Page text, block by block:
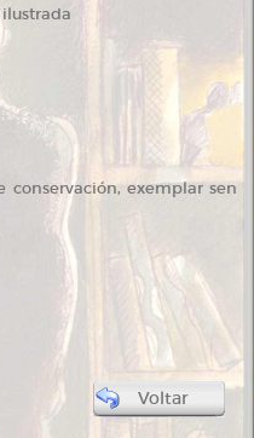
conservación, exemplar sen
Voltar